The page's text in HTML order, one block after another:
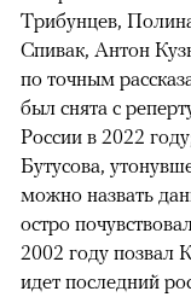
Трибунцев,
Спивак, Антон
по точным
был снята с
России в 2022
Бутусова,
можно назвать
остро
2002 году позвал
идет последний